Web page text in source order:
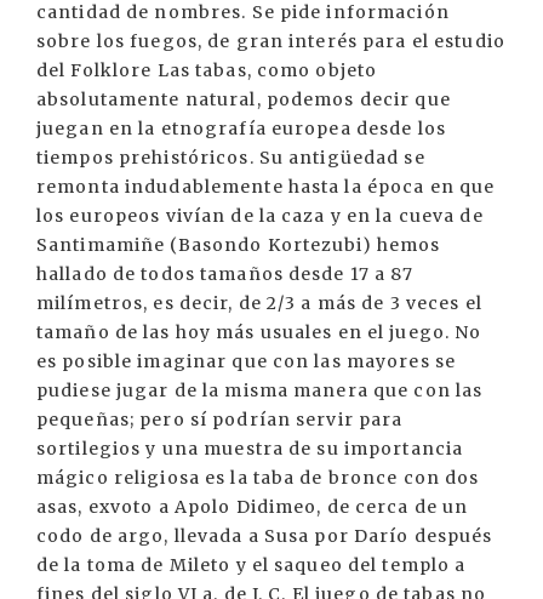
cantidad de nombres. Se pide información
sobre los fuegos, de gran interés para el estudio
del Folklore Las tabas, como objeto
absolutamente natural, podemos decir que
juegan en la etnografía europea desde los
tiempos prehistóricos. Su antigüedad se
remonta indudablemente hasta la época en que
los europeos vivían de la caza y en la cueva de
Santimamiñe (Basondo Kortezubi) hemos
hallado de todos tamaños desde 17 a 87
milímetros, es decir, de 2/3 a más de 3 veces el
tamaño de las hoy más usuales en el juego. No
es posible imaginar que con las mayores se
pudiese jugar de la misma manera que con las
pequeñas; pero sí podrían servir para
sortilegios y una muestra de su importancia
mágico religiosa es la taba de bronce con dos
asas, exvoto a Apolo Didimeo, de cerca de un
codo de argo, llevada a Susa por Darío después
de la toma de Mileto y el saqueo del templo a
fines del siglo VI a. de J. C. El juego de tabas no